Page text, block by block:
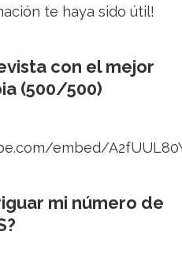
te haya sido útil!
con el mejor
(500/500)
embed/
mi número de